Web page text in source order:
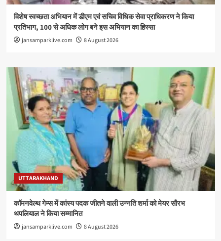
विशेष स्वच्छता अभियान में डीएम एवं सचिव विधिक सेवा प्राधिकरण ने किया
प्रतिभाग, 100 से अधिक लोग बने इस अभियान का हिस्सा
jansamparklive.com 8 August 2026
UTTARAKHAND
कॉमनवेल्थ गेम्स में कांस्य पदक जीतने वाली उन्नति शर्मा को मेयर सौरभ
थपलियाल ने किया सम्मानित
jansamparklive.com 8 August 2026